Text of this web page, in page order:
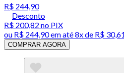
R$ 244,90
Desconto
R$ 200,82 no PIX
ou R$ 244,90em até8x de R$
COMPRAR AGORA